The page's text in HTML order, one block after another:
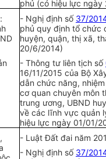
phủ (có hiệu lực ngày
- Nghị định số 37/
phủ quy định tổ chức
huyện, quận, thị xã,
20/6/2014)
- Thông tư liên tịch số
16/11/2015 của Bộ
dẫn chức năng,
cơ quan chuyên môn
trung ương, UBND
về các lĩnh vực quản
hiệu lực ngày 01/01/
- Luật Đất đai năm
- Nghị định số 37/